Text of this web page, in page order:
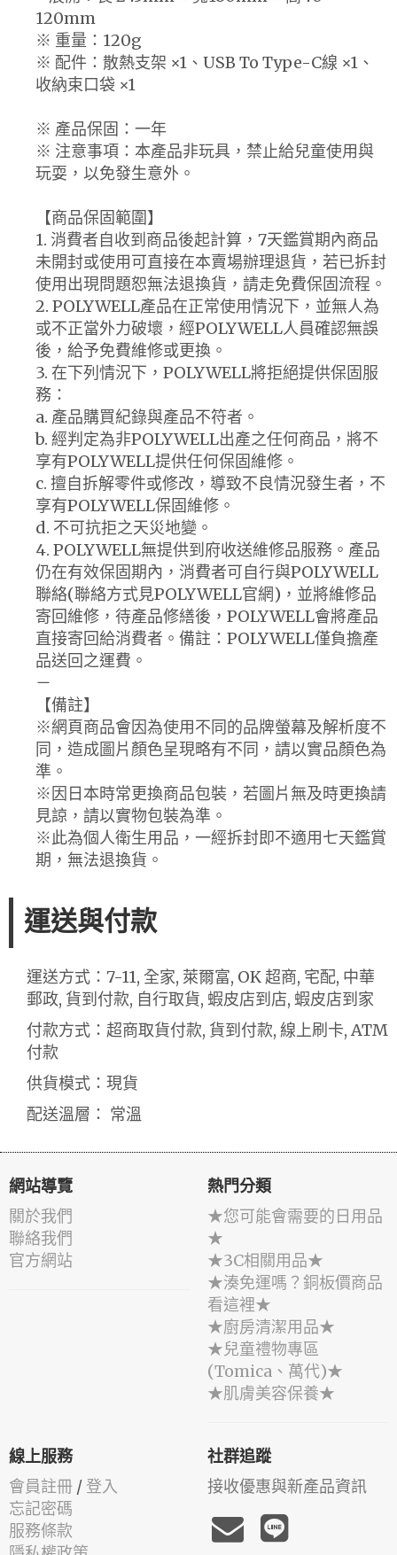
120mm
※ 重量：120g
※ 配件：散熱支架 ×1、USB To Type-C線 ×1、
收納束口袋 ×1
※ 產品保固：一年
※ 注意事項：本產品非玩具，禁止給兒童使用與
玩耍，以免發生意外。
【商品保固範圍】
1. 消費者自收到商品後起計算，7天鑑賞期內商品
未開封或使用可直接在本賣場辦理退貨，若已拆封
使用出現問題恕無法退換貨，請走免費保固流程。
2. POLYWELL產品在正常使用情況下，並無人為
或不正當外力破壞，經POLYWELL人員確認無誤
後，給予免費維修或更換。
3. 在下列情況下，POLYWELL將拒絕提供保固服
務：
a. 產品購買紀錄與產品不符者。
b. 經判定為非POLYWELL出產之任何商品，將不
享有POLYWELL提供任何保固維修。
c. 擅自拆解零件或修改，導致不良情況發生者，不
享有POLYWELL保固維修。
d. 不可抗拒之天災地變。
4. POLYWELL無提供到府收送維修品服務。產品
仍在有效保固期內，消費者可自行與POLYWELL
聯絡(聯絡方式見POLYWELL官網)，並將維修品
寄回維修，待產品修繕後，POLYWELL會將產品
直接寄回給消費者。備註：POLYWELL僅負擔產
品送回之運費。
－
【備註】
※網頁商品會因為使用不同的品牌螢幕及解析度不
同，造成圖片顏色呈現略有不同，請以實品顏色為
準。
※因日本時常更換商品包裝，若圖片無及時更換請
見諒，請以實物包裝為準。
※此為個人衛生用品，一經拆封即不適用七天鑑賞
期，無法退換貨。
運送與付款
運送方式：7-11, 全家, 萊爾富, OK 超商, 宅配, 中華
郵政, 貨到付款, 自行取貨, 蝦皮店到店, 蝦皮店到家
付款方式：超商取貨付款, 貨到付款, 線上刷卡, ATM
付款
供貨模式：現貨
配送溫層： 常溫
網站導覽
關於我們
聯絡我們
官方網站
熱門分類
★您可能會需要的日用品
★
★3C相關用品★
★湊免運嗎？銅板價商品
看這裡★
★廚房清潔用品★
★兒童禮物專區
(Tomica、萬代)★
★肌膚美容保養★
線上服務
會員註冊 / 登入
忘記密碼
服務條款
社群追蹤
接收優惠與新產品資訊